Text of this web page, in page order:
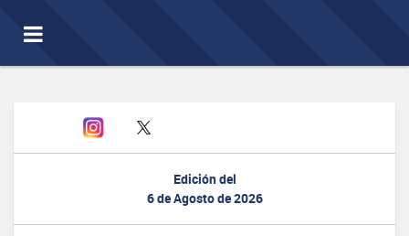
Toggle
navigation
Edición del
6 de Agosto de 2026